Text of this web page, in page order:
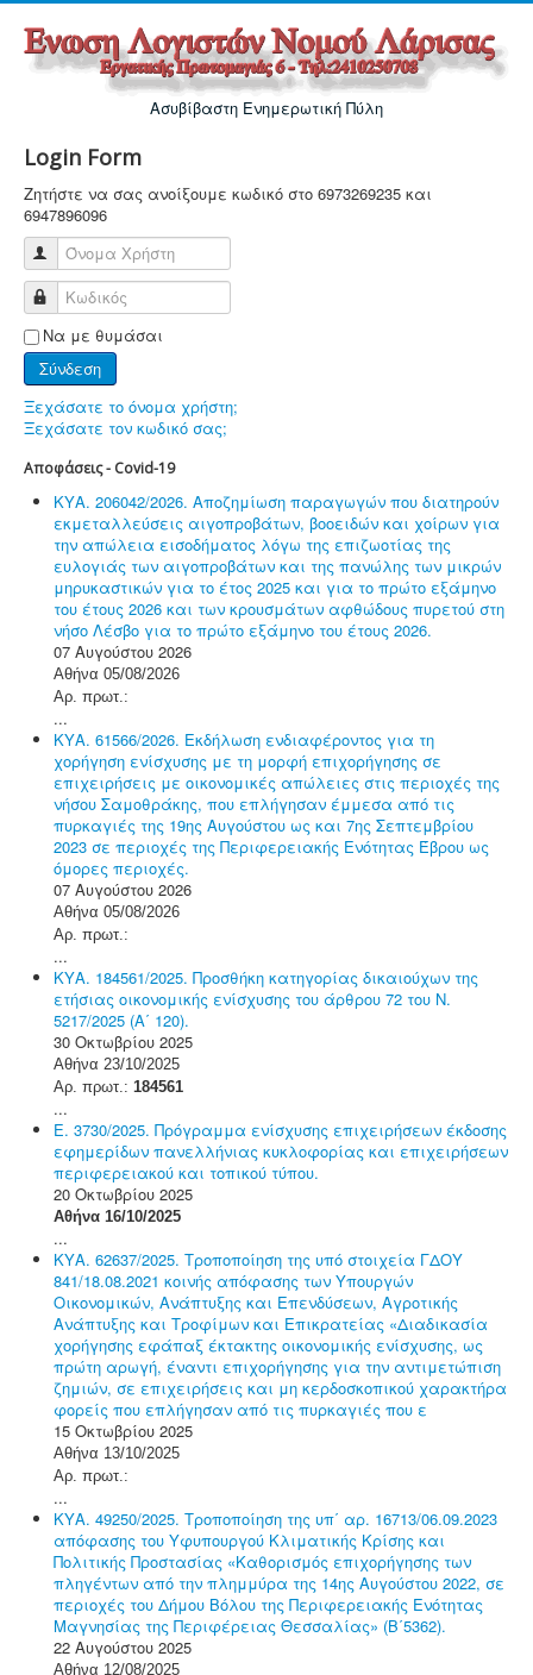
Ασυβίβαστη Ενημερωτική Πύλη
Login Form
Ζητήστε να σας ανοίξουμε κωδικό στο 6973269235 και
6947896096
Όνομα Χρήστη
Κωδικός
Να με θυμάσαι
Σύνδεση
Ξεχάσατε το όνομα χρήστη;
Ξεχάσατε τον κωδικό σας;
Αποφάσεις - Covid-19
ΚΥΑ. 206042/2026. Αποζημίωση παραγωγών που διατηρούν
εκμεταλλεύσεις αιγοπροβάτων, βοοειδών και χοίρων για
την απώλεια εισοδήματος λόγω της επιζωοτίας της
ευλογιάς των αιγοπροβάτων και της πανώλης των μικρών
μηρυκαστικών για το έτος 2025 και για το πρώτο εξάμηνο
του έτους 2026 και των κρουσμάτων αφθώδους πυρετού στη
νήσο Λέσβο για το πρώτο εξάμηνο του έτους 2026.
07 Αυγούστου 2026
Αθήνα 05/08/2026
Αρ. πρωτ.:
...
ΚΥΑ. 61566/2026. Εκδήλωση ενδιαφέροντος για τη
χορήγηση ενίσχυσης με τη μορφή επιχορήγησης σε
επιχειρήσεις με οικονομικές απώλειες στις περιοχές της
νήσου Σαμοθράκης, που επλήγησαν έμμεσα από τις
πυρκαγιές της 19ης Αυγούστου ως και 7ης Σεπτεμβρίου
2023 σε περιοχές της Περιφερειακής Ενότητας Έβρου ως
όμορες περιοχές.
07 Αυγούστου 2026
Αθήνα 05/08/2026
Αρ. πρωτ.:
...
ΚΥΑ. 184561/2025. Προσθήκη κατηγορίας δικαιούχων της
ετήσιας οικονομικής ενίσχυσης του άρθρου 72 του Ν.
5217/2025 (Α΄ 120).
30 Οκτωβρίου 2025
Αθήνα 23/10/2025
Αρ. πρωτ.: 184561
...
Ε. 3730/2025. Πρόγραμμα ενίσχυσης επιχειρήσεων έκδοσης
εφημερίδων πανελλήνιας κυκλοφορίας και επιχειρήσεων
περιφερειακού και τοπικού τύπου.
20 Οκτωβρίου 2025
Αθήνα 16/10/2025
...
ΚΥΑ. 62637/2025. Τροποποίηση της υπό στοιχεία ΓΔΟΥ
841/18.08.2021 κοινής απόφασης των Υπουργών
Οικονομικών, Ανάπτυξης και Επενδύσεων, Αγροτικής
Ανάπτυξης και Τροφίμων και Επικρατείας «Διαδικασία
χορήγησης εφάπαξ έκτακτης οικονομικής ενίσχυσης, ως
πρώτη αρωγή, έναντι επιχορήγησης για την αντιμετώπιση
ζημιών, σε επιχειρήσεις και μη κερδοσκοπικού χαρακτήρα
φορείς που επλήγησαν από τις πυρκαγιές που ε
15 Οκτωβρίου 2025
Αθήνα 13/10/2025
Αρ. πρωτ.:
...
ΚΥΑ. 49250/2025. Τροποποίηση της υπ΄ αρ. 16713/06.09.2023
απόφασης του Υφυπουργού Κλιματικής Κρίσης και
Πολιτικής Προστασίας «Καθορισμός επιχορήγησης των
πληγέντων από την πλημμύρα της 14ης Αυγούστου 2022, σε
περιοχές του Δήμου Βόλου της Περιφερειακής Ενότητας
Μαγνησίας της Περιφέρειας Θεσσαλίας» (Β΄5362).
22 Αυγούστου 2025
Αθήνα 12/08/2025